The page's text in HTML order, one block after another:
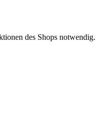
des Shops notwendig.